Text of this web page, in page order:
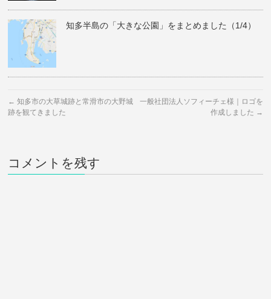
知多半島の「大きな公園」をまとめました（1/4）
← 知多市の大草城跡と常滑市の大野城
跡を観てきました
一般社団法人ソフィーチェ様｜ロゴを
作成しました →
コメントを残す